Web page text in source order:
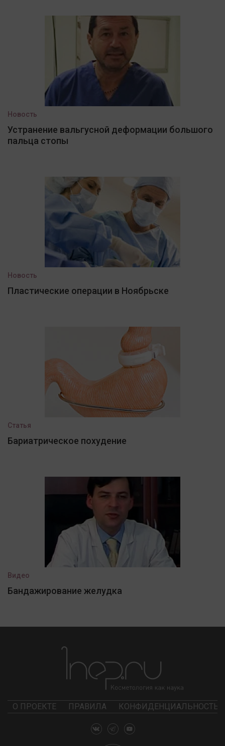
Новость
Устранение вальгусной деформации большого
пальца стопы
Новость
Пластические операции в Ноябрьске
Статья
Бариатрическое похудение
Видео
Бандажирование желудка
О ПРОЕКТЕ ПРАВИЛА КОНФИДЕНЦИАЛЬНОСТЬ